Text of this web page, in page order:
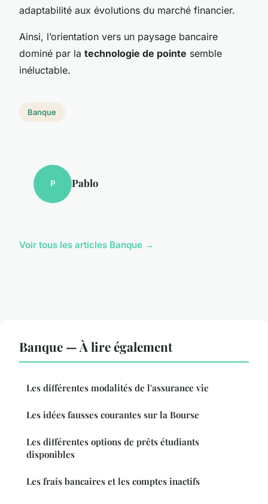
adaptabilité aux évolutions du marché financier.
Ainsi, l’orientation vers un paysage bancaire
dominé par la technologie de pointe semble
inéluctable.
Banque
P Pablo
Voir tous les articles Banque →
Banque — À lire également
Les différentes modalités de l'assurance vie
Les idées fausses courantes sur la Bourse
Les différentes options de prêts étudiants
disponibles
Les frais bancaires et les comptes inactifs